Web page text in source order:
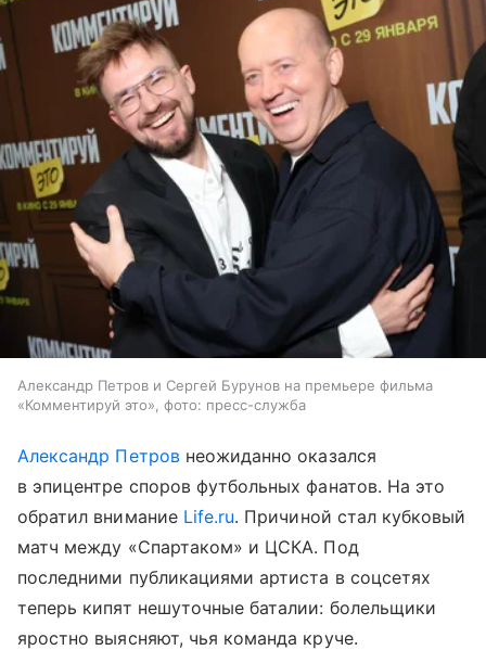
Александр Петров и Сергей Бурунов на премьере фильма
«Комментируй это», фото: пресс-служба
Александр Петровнеожиданно оказался
в эпицентре споров футбольных фанатов. На это
обратил внимание Life.ru. Причиной стал кубковый
матч между «Спартаком» и ЦСКА. Под
последними публикациями артиста в соцсетях
теперь кипят нешуточные баталии: болельщики
яростно выясняют, чья команда круче.